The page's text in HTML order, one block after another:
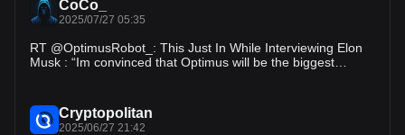
CoCo_
2025/07/27 05:35
RT @OptimusRobot_: This Just In While Interviewing Elon
Musk : “Im convinced that Optimus will be the biggest
Cryptopolitan
2025/06/27 21:42